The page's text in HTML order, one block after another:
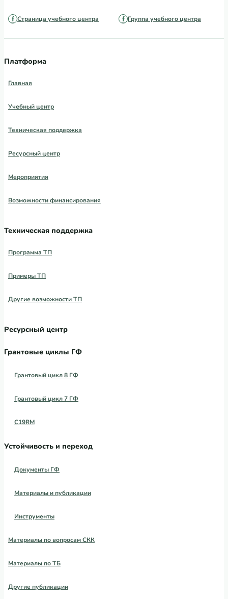
Страница учебного центра Группа учебного центра
Платформа
Главная
Учебный центр
Техническая поддержка
Ресурсный центр
Мероприятия
Возможности финансирования
Техническая поддержка
Программа ТП
Примеры ТП
Другие возможности ТП
Ресурсный центр
Грантовые циклы ГФ
Грантовый цикл 8 ГФ
Грантовый цикл 7 ГФ
C19RM
Устойчивость и переход
Документы ГФ
Материалы и публикации
Инструменты
Материалы по вопросам СКК
Материалы по ТБ
Другие публикации